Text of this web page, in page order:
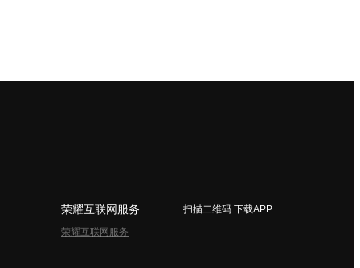
荣耀互联网服务
荣耀互联网服务
扫描二维码 下载APP